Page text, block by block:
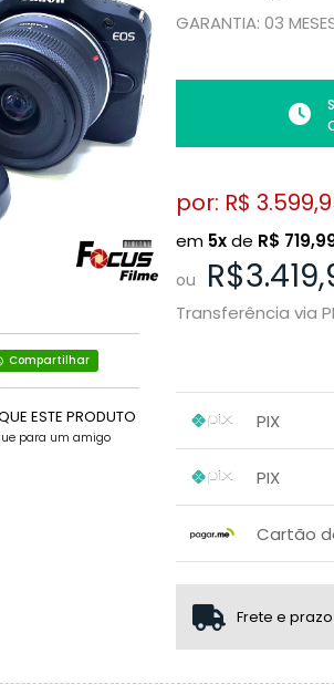
Compartilhar
ESTE PRODUTO
para um amigo
GARANTIA: 03
por: R$
em 5xde R$
ou
Transferência via
PIX
PIX
Cartão
3x sem juros
Frete e prazo